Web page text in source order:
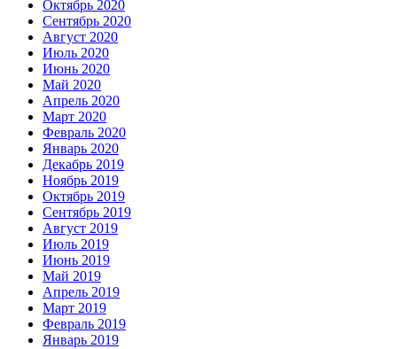
Октябрь 2020
Сентябрь 2020
Август 2020
Июль 2020
Июнь 2020
Май 2020
Апрель 2020
Март 2020
Февраль 2020
Январь 2020
Декабрь 2019
Ноябрь 2019
Октябрь 2019
Сентябрь 2019
Август 2019
Июль 2019
Июнь 2019
Май 2019
Апрель 2019
Март 2019
Февраль 2019
Январь 2019